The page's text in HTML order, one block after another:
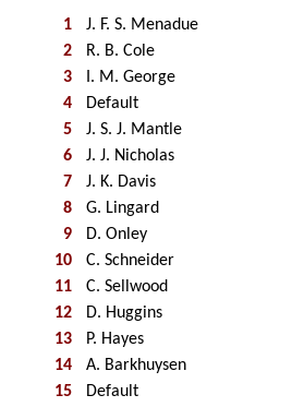
1 J. F. S. Menadue
2
R. B. Cole
3
I. M. George
4
Default
5
J. S. J. Mantle
6
J. J. Nicholas
7
J. K. Davis
8
G. Lingard
9
D. Onley
10
C. Schneider
11
C. Sellwood
12
D. Huggins
13
P. Hayes
14
A. Barkhuysen
15
Default